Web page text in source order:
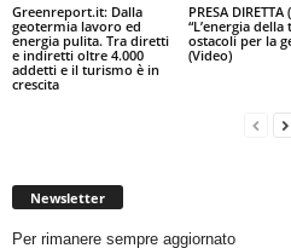
Greenreport.it: Dalla
geotermia lavoro ed
energia pulita. Tra diretti
e indiretti oltre 4.000
addetti e il turismo è in
crescita
PRESA DIRETTA
“L’energia
ostacoli per la
(Video)
Newsletter
Per rimanere sempre aggiornato